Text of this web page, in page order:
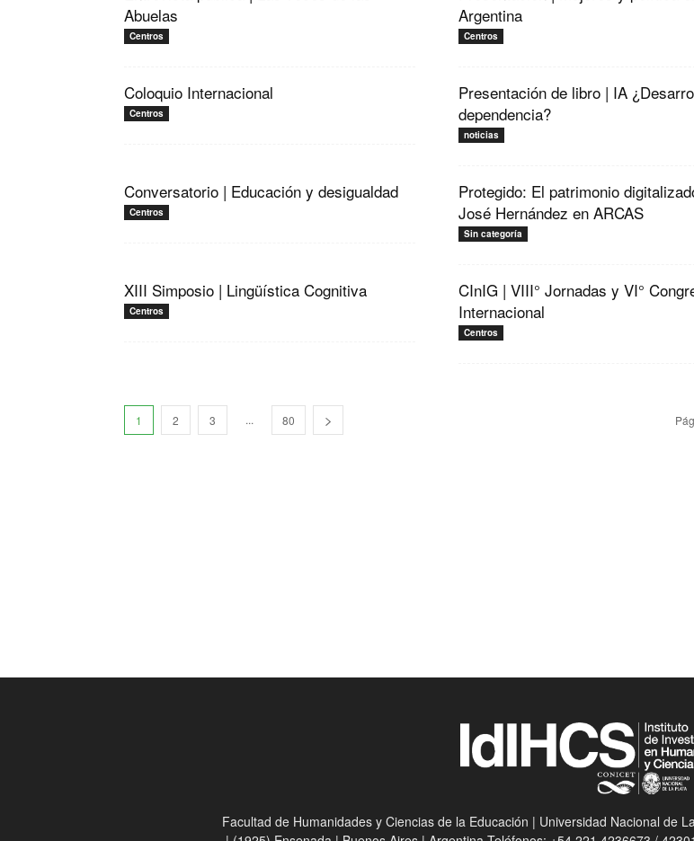
Abuelas
Centros
Argentina
Centros
Coloquio Internacional
Centros
Presentación de libro | IA
dependencia?
noticias
Conversatorio | Educación y desigualdad
Centros
Protegido: El patrimonio
José Hernández en ARCAS
Sin categoría
XIII Simposio | Lingüística Cognitiva
Centros
CInIG | VIII° Jornadas y VI°
Internacional
Centros
1 2 3 ... 80
Facultad de Humanidades y Ciencias de la Educación | Universidad Nacional de